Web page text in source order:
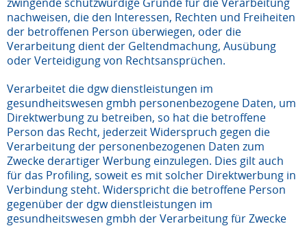
zwingende schutzwürdige Gründe für die Verarbeitung
nachweisen, die den Interessen, Rechten und Freiheiten
der betroffenen Person überwiegen, oder die
Verarbeitung dient der Geltendmachung, Ausübung
oder Verteidigung von Rechtsansprüchen.
Verarbeitet die dgw dienstleistungen im
gesundheitswesen gmbh personenbezogene Daten, um
Direktwerbung zu betreiben, so hat die betroffene
Person das Recht, jederzeit Widerspruch gegen die
Verarbeitung der personenbezogenen Daten zum
Zwecke derartiger Werbung einzulegen. Dies gilt auch
für das Profiling, soweit es mit solcher Direktwerbung in
Verbindung steht. Widerspricht die betroffene Person
gegenüber der dgw dienstleistungen im
gesundheitswesen gmbh der Verarbeitung für Zwecke